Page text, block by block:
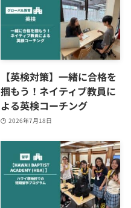
【英検対策】一緒に合格を
掴もう！ネイティブ教員に
よる英検コーチング
2026年7月18日